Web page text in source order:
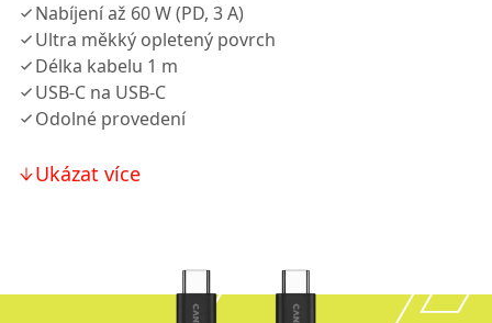
Nabíjení až 60 W (PD, 3 A)
Ultra měkký opletený povrch
Délka kabelu 1 m
USB-C na USB-C
Odolné provedení
Ukázat více